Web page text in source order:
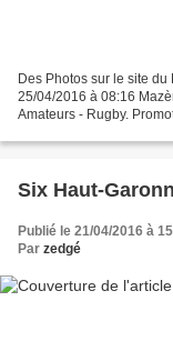
Des Photos sur le site
25/04/2016 à 08:16
Amateurs - Rugby.
Six Haut-
Publié le 21/04/2016 à
Par zedgé